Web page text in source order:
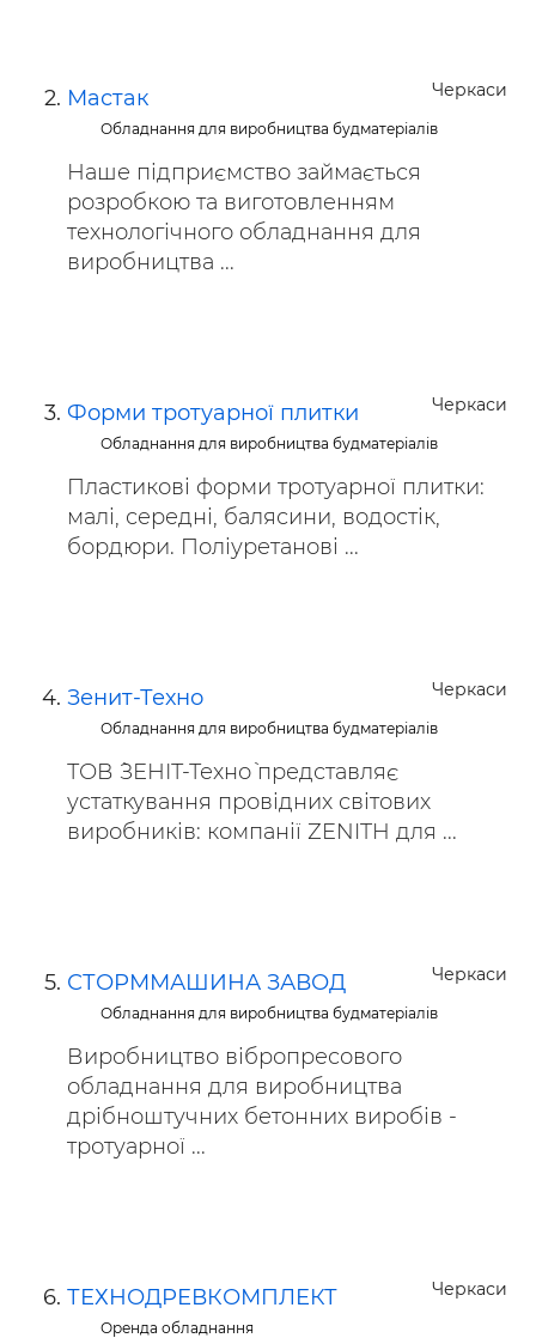
Черкаси
Мастак
Обладнання для виробництва будматеріалів
Наше підприємство займається
розробкою та виготовленням
технологічного обладнання для
виробництва ...
Черкаси
Форми тротуарної плитки
Обладнання для виробництва будматеріалів
Пластикові форми тротуарної плитки:
малі, середні, балясини, водостік,
бордюри. Поліуретанові ...
Черкаси
Зенит-Техно
Обладнання для виробництва будматеріалів
ТОВ `ЗЕНІТ-Техно` представляє
устаткування провідних світових
виробників: компанії ZENITH для ...
Черкаси
СТОРММАШИНА ЗАВОД
Обладнання для виробництва будматеріалів
Виробництво вібропресового
обладнання для виробництва
дрібноштучних бетонних виробів -
тротуарної ...
Черкаси
ТЕХНОДРЕВКОМПЛЕКТ
Оренда обладнання